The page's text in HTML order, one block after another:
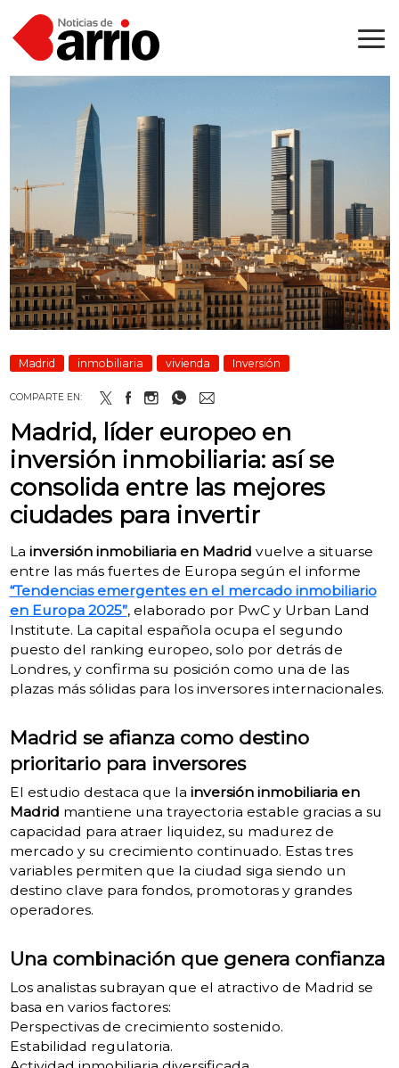
Madrid inmobiliaria vivienda Inversión
COMPARTE EN:
Madrid, líder europeo en
inversión inmobiliaria: así se
consolida entre las mejores
ciudades para invertir
La inversión inmobiliaria en Madrid vuelve a situarse
entre las más fuertes de Europa según el informe
“Tendencias emergentes en el mercado inmobiliario
en Europa 2025”, elaborado por PwC y Urban Land
Institute. La capital española ocupa el segundo
puesto del ranking europeo, solo por detrás de
Londres, y confirma su posición como una de las
plazas más sólidas para los inversores internacionales.
Madrid se afianza como destino
prioritario para inversores
El estudio destaca que la inversión inmobiliaria en
Madrid mantiene una trayectoria estable gracias a su
capacidad para atraer liquidez, su madurez de
mercado y su crecimiento continuado. Estas tres
variables permiten que la ciudad siga siendo un
destino clave para fondos, promotoras y grandes
operadores.
Una combinación que genera confianza
Los analistas subrayan que el atractivo de Madrid se
basa en varios factores:
Perspectivas de crecimiento sostenido.
Estabilidad regulatoria.